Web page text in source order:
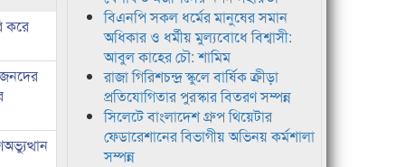
করে
বিএনপি সকল ধর্মের মানুষের সমান
অধিকার ও ধর্মীয় মুল্যবোধে বিশ্বাসী:
আবুল কাহের চৌ: শামিম
রাজা গিরিশচন্দ্র স্কুলে বার্ষিক ক্রীড়া
প্রতিযোগিতার পুরস্কার বিতরণ সম্পন্ন
সিলেটে বাংলাদেশ গ্রুপ থিয়েটার
ফেডারেশানের বিভাগীয় অভিনয় কর্মশালা
সম্পন্ন